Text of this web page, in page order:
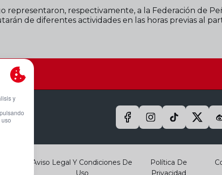
representaron, respectivamente, a la Federación de
de diferentes actividades en las horas previas al
Aviso Legal Y Condiciones De
Uso
Política De
Privacidad